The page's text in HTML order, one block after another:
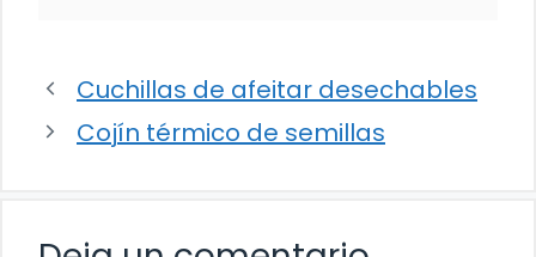
Cuchillas de afeitar desechables
Cojín térmico de semillas